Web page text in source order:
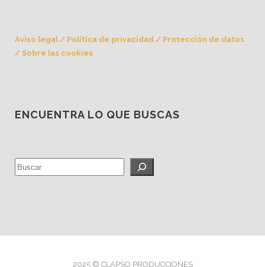
Aviso legal/ Política de privacidad / Protección de datos
/ Sobre las cookies
ENCUENTRA LO QUE BUSCAS
2025 © CLAPSO PRODUCCIONES